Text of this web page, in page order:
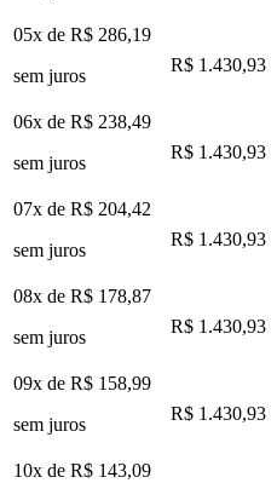
05x de R$ 286,19
sem juros
R$ 1.430,93
06x de R$ 238,49
sem juros
R$ 1.430,93
07x de R$ 204,42
sem juros
R$ 1.430,93
08x de R$ 178,87
sem juros
R$ 1.430,93
09x de R$ 158,99
sem juros
R$ 1.430,93
10x de R$ 143,09